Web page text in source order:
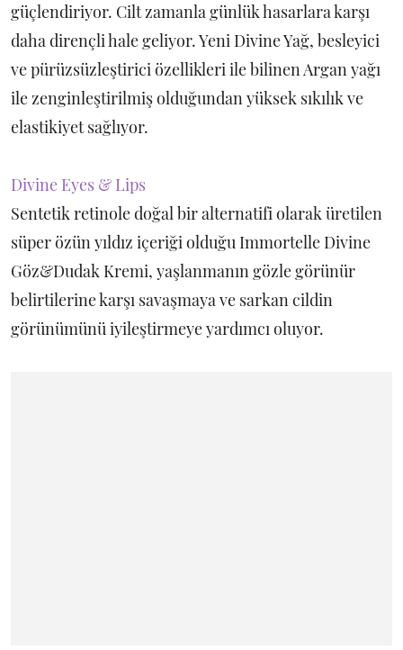
güçlendiriyor. Cilt zamanla günlük hasarlara karşı
daha dirençli hale geliyor. Yeni Divine Yağ, besleyici
ve pürüzsüzleştirici özellikleri ile bilinen Argan yağı
ile zenginleştirilmiş olduğundan yüksek sıkılık ve
elastikiyet sağlıyor.
Divine Eyes & Lips
Sentetik retinole doğal bir alternatifi olarak üretilen
süper özün yıldız içeriği olduğu Immortelle Divine
Göz&Dudak Kremi, yaşlanmanın gözle görünür
belirtilerine karşı savaşmaya ve sarkan cildin
görünümünü iyileştirmeye yardımcı oluyor.